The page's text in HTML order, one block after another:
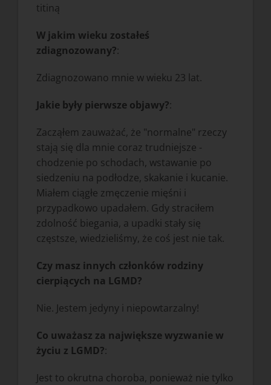
titiną
W jakim wieku zostałeś
zdiagnozowany?:
Zdiagnozowano mnie w wieku 23 lat.
Jakie były pierwsze objawy?:
Zacząłem zauważać, że "normalne" rzeczy
stają się dla mnie coraz trudniejsze -
chodzenie po schodach, wstawanie po
siedzeniu na podłodze, skakanie i kucanie.
Miałem ciągłe zmęczenie mięśni i
przypadkowo upadałem. Gdy straciłem
zdolność biegania, a upadki stały się
częstsze, wiedzieliśmy, że coś jest nie tak.
Czy masz innych członków rodziny
cierpiących na LGMD?
Nie. Jestem jedyny i niepowtarzalny!
Co uważasz za największe wyzwanie w
życiu z LGMD?:
Jest to okrutna choroba, ponieważ nie tylko